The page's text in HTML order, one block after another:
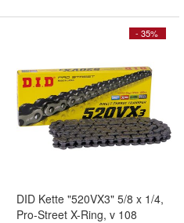
- 35%
DID Kette "520VX3" 5/8 x 1/4,
Pro-Street X-Ring, v 108